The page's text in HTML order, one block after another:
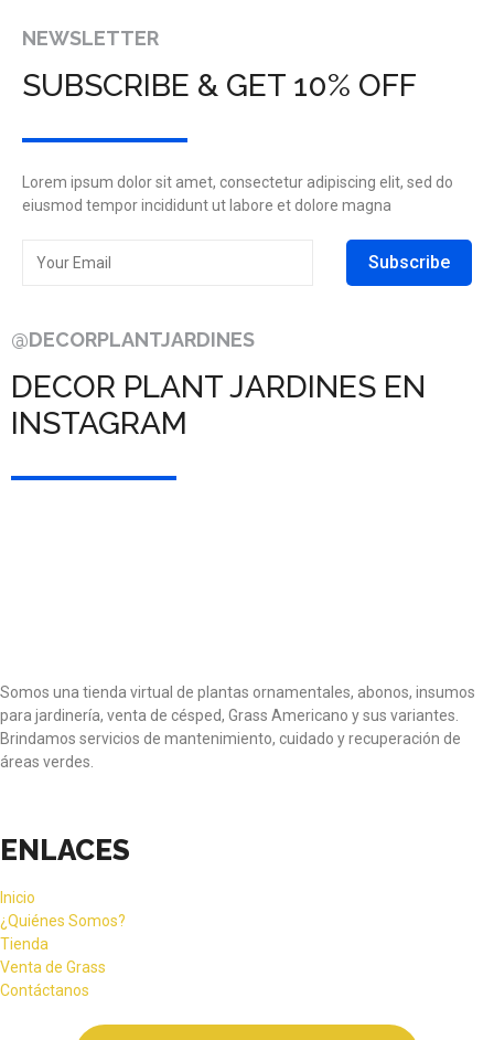
NEWSLETTER
SUBSCRIBE & GET 10% OFF
Lorem ipsum dolor sit amet, consectetur adipiscing elit, sed do
eiusmod tempor incididunt ut labore et dolore magna
Subscribe
@DECORPLANTJARDINES
DECOR PLANT JARDINES EN
INSTAGRAM
Somos una tienda virtual de plantas ornamentales, abonos, insumos
para jardinería, venta de césped, Grass Americano y sus variantes.
Brindamos servicios de mantenimiento, cuidado y recuperación de
áreas verdes.
ENLACES
Inicio
¿Quiénes Somos?
Tienda
Venta de Grass
Contáctanos